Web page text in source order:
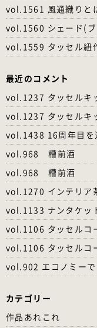
vol.1561 風通織りと
vol.1560 シェード(
vol.1559 タッセル紐
最近のコメント
vol.1237 タッセルキ
vol.1237 タッセルキ
vol.1438 16周年目を
vol.968 槽前酒
vol.968 槽前酒
vol.1270 インテリア
vol.1133 ナンタケッ
vol.1106 タッセルコ
vol.1106 タッセルコ
vol.902 エコノミー
カテゴリー
作品あれこれ